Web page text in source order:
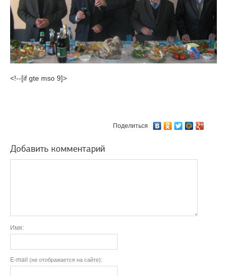
<!--[if gte mso 9]>
Поделиться
Добавить комментарий
Имя:
E-mail (не отображается на сайте):